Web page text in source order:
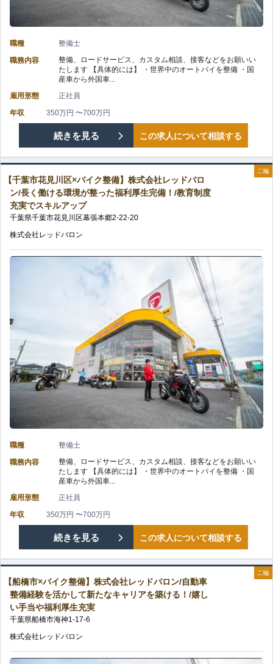
ー
ク
バ
ン
ス
が
整
う！/
充
実
度
り/
与
年
2
回
株
会
社
レ
ッ
バ
ロ
き
に
は
嬉
し
福
利
厚
生
充
実！/
メ
職種
整備士
職務内容
整備、ロードサービス、カスタム相談、接客などをお願いい
たします 【具体的には】 ・世界中のオートバイを整備 ・国
産車から外国車...
雇用形態
正社員
年収
350万円 〜700万円
【千
葉
市
中
央
区
整
株
会
社
レ
ッ
バ
ロ
続きを見る この求人について相談する
二輪
【千葉市花見川区×バイク整備】株式会社レッドバロ
ン/長く働ける環境が整った福利厚生完備！/教育制度
充実でスキルアップ
千葉県千葉市花見川区幕張本郷2-22-20
株式会社レッドバロン
職種
整備士
職務内容
整備、ロードサービス、カスタム相談、接客などをお願いい
たします 【具体的には】 ・世界中のオートバイを整備 ・国
産車から外国車...
雇用形態
正社員
年収
350万円 〜700万円
【千
葉
市
花
見
川
続きを見る この求人について相談する
二輪
【船橋市×バイク整備】株式会社レッドバロン/自動車
整備経験を活かして新たなキャリアを築ける！/嬉し
い手当や福利厚生充実
千葉県船橋市海神1-17-6
株式会社レッドバロン